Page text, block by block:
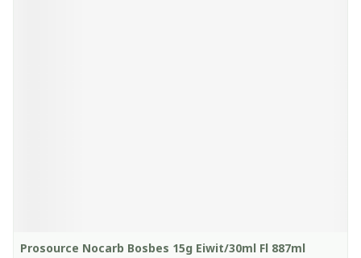
Prosource Nocarb Bosbes 15g Eiwit/30ml Fl 887ml